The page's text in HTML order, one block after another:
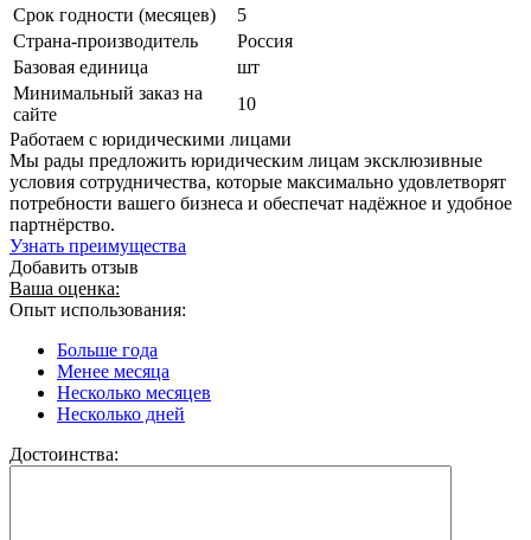
Срок годности (месяцев)
5
Страна-производитель
Россия
Базовая единица
шт
Минимальный заказ на
сайте
10
Работаем с юридическими лицами
Мы рады предложить юридическим лицам эксклюзивные
условия сотрудничества, которые максимально удовлетворят
потребности вашего бизнеса и обеспечат надёжное и удобное
партнёрство.
Узнать преимущества
Добавить отзыв
Ваша оценка:
Опыт использования:
Больше года
Менее месяца
Несколько месяцев
Несколько дней
Достоинства: